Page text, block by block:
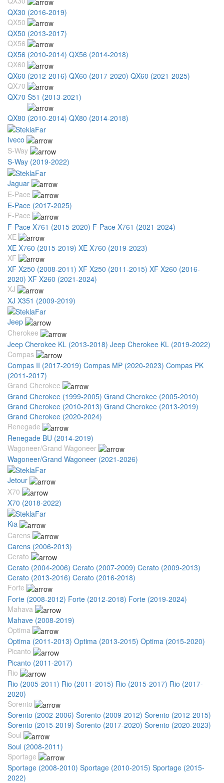
QX30 (2016-2019)
QX50
QX50 (2013-2017)
QX56
QX56 (2010-2014) QX56 (2014-2018)
QX60
QX60 (2012-2016) QX60 (2017-2020) QX60 (2021-2025)
QX70
QX70 S51 (2013-2021)
QX80 (2010-2014) QX80 (2014-2018)
Iveco
S-Way
S-Way (2019-2022)
Jaguar
E-Pace
E-Pace (2017-2025)
F-Pace
F-Pace X761 (2015-2020) F-Pace X761 (2021-2024)
XE
XE X760 (2015-2019) XE X760 (2019-2023)
XF
XF X250 (2008-2011) XF X250 (2011-2015) XF X260 (2016-
2020) XF X260 (2021-2024)
XJ
XJ X351 (2009-2019)
Jeep
Cherokee
Jeep Cherokee KL (2013-2018) Jeep Cherokee KL (2019-2022)
Compas
Compas II (2017-2019) Compas MP (2020-2023) Compas PK
(2011-2017)
Grand Cherokee
Grand Cherokee (1999-2005) Grand Cherokee (2005-2010)
Grand Cherokee (2010-2013) Grand Cherokee (2013-2019)
Grand Cherokee (2020-2024)
Renegade
Renegade BU (2014-2019)
Wagoneer/Grand Wagoneer
Wagoneer/Grand Wagoneer (2021-2026)
Jetour
X70
X70 (2018-2022)
Kia
Carens
Carens (2006-2013)
Cerato
Cerato (2004-2006) Cerato (2007-2009) Cerato (2009-2013)
Cerato (2013-2016) Cerato (2016-2018)
Forte
Forte (2008-2012) Forte (2012-2018) Forte (2019-2024)
Mahava
Mahave (2008-2019)
Optima
Optima (2011-2013) Optima (2013-2015) Optima (2015-2020)
Picanto
Picanto (2011-2017)
Rio
Rio (2005-2011) Rio (2011-2015) Rio (2015-2017) Rio (2017-
2020)
Sorento
Sorento (2002-2006) Sorento (2009-2012) Sorento (2012-2015)
Sorento (2015-2019) Sorento (2017-2020) Sorento (2020-2023)
Soul
Soul (2008-2011)
Sportage
Sportage (2008-2010) Sportage (2010-2015) Sportage (2015-
2022)